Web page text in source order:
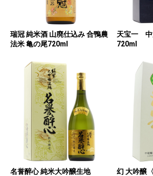
瑞冠 純米酒 山廃仕込み 合鴨農
法米 亀の尾720ml
天宝一 中
720ml
名誉醉心 純米大吟醸生地
幻 大吟醸